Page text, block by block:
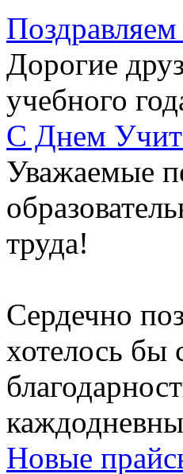
Дорогие
учебного
С Днем
Уважаемые
труда!
Сердечно
хотелось бы
Новые